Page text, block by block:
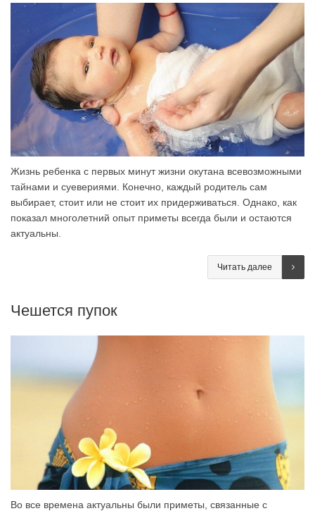
Жизнь ребенка с первых минут жизни окутана всевозможными
тайнами и суевериями. Конечно, каждый родитель сам
выбирает, стоит или не стоит их придерживаться. Однако, как
показал многолетний опыт приметы всегда были и остаются
актуальны.
Читать далее
Чешется пупок
Во все времена актуальны были приметы, связанные с